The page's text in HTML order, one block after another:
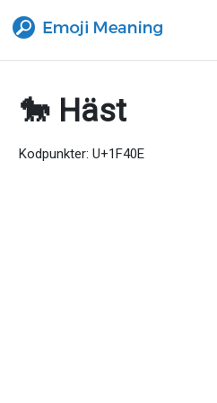
🐎 Häst
Kodpunkter: U+1F40E